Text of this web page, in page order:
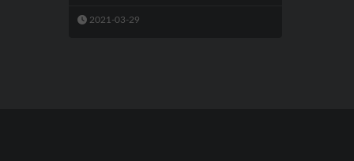
2021-03-29